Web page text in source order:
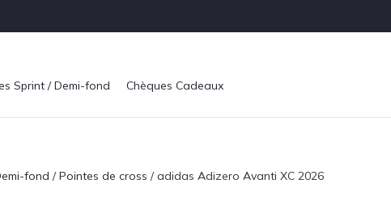
Sprint / Demi-fond Chèques Cadeaux
fond /Pointes de cross / adidas Adizero Avanti XC 2026